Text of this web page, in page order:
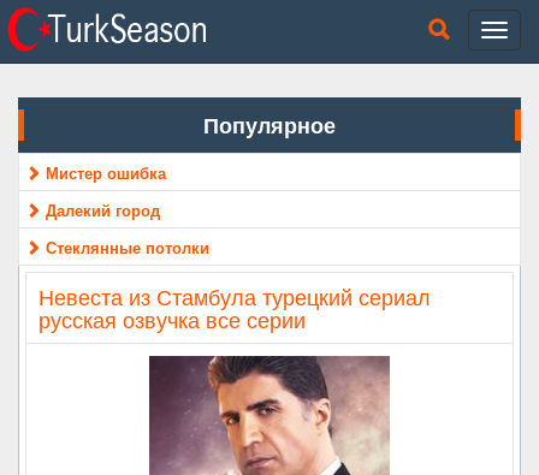
Популярное
Мистер ошибка
Далекий город
Стеклянные потолки
Невеста из Стамбула турецкий сериал
русская озвучка все серии